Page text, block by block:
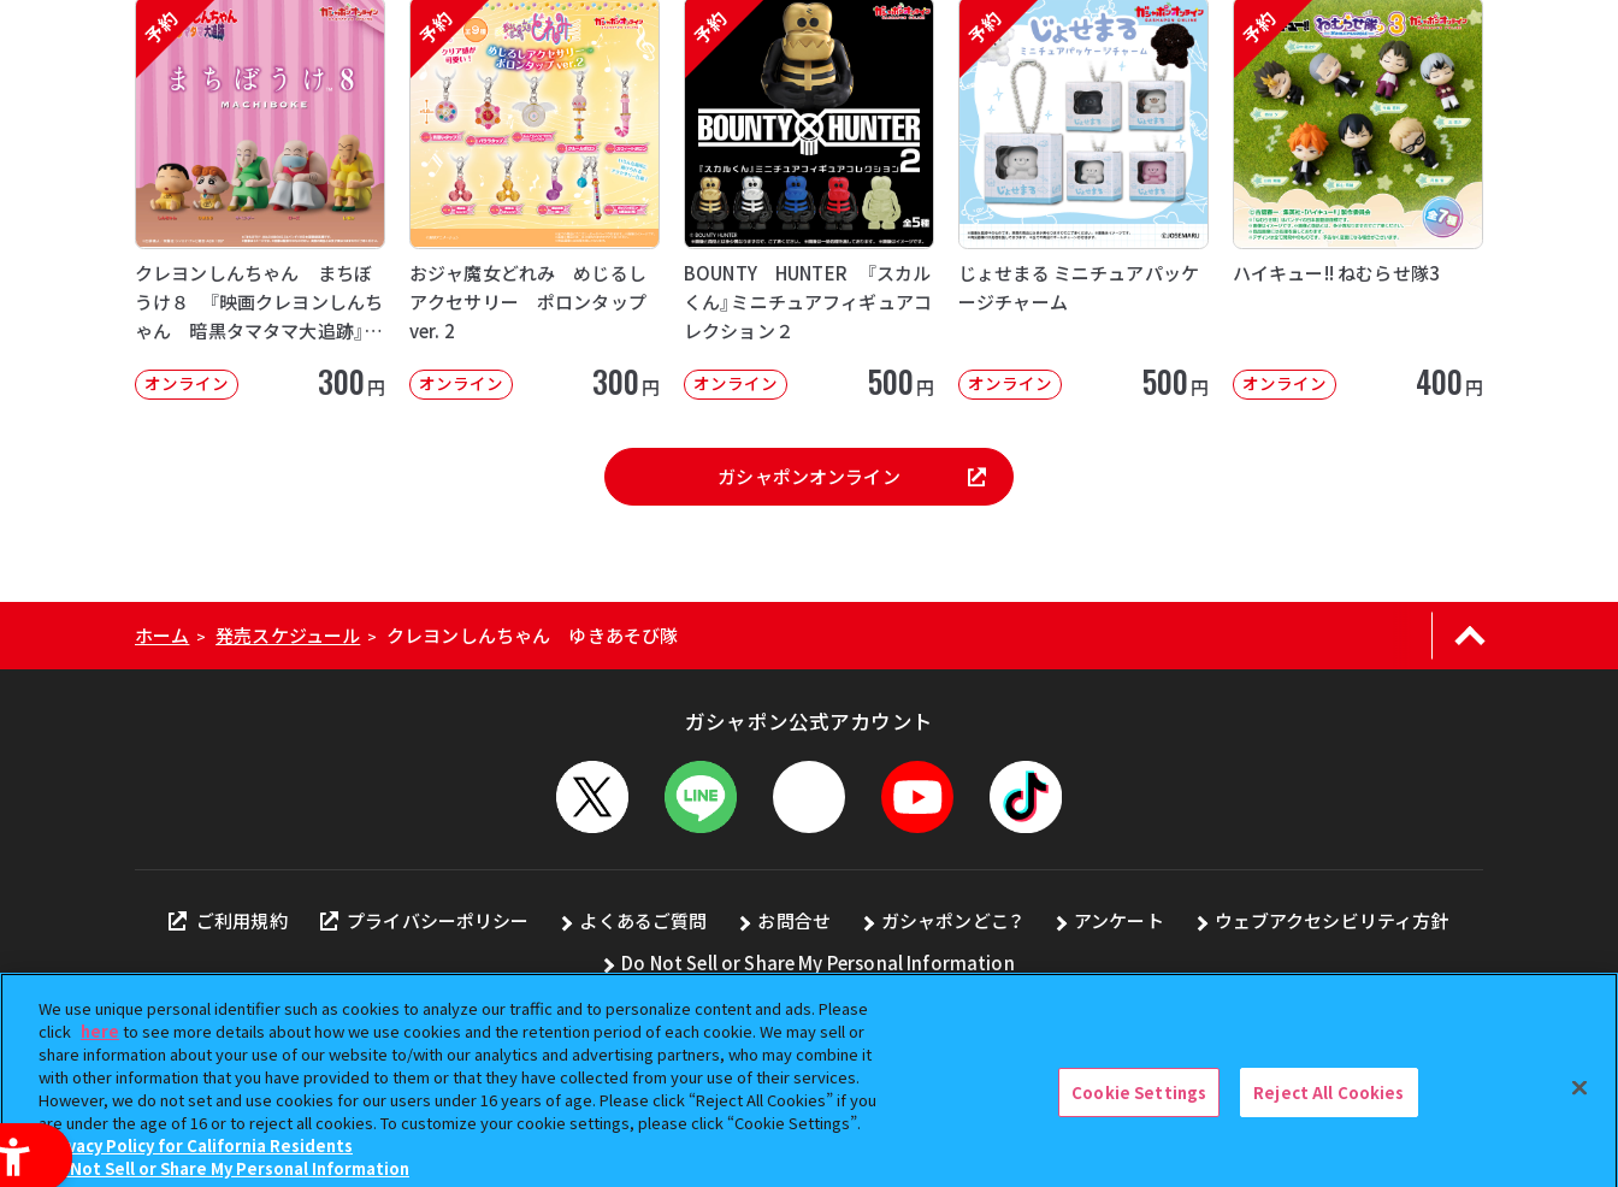
予約
クレヨンしんちゃん まちぼ
うけ８ 『映画クレヨンしんち
ゃん 暗黒タマタマ大追跡』
オンライン 300円
予約
おジャ魔女どれみ めじるし
アクセサリー ポロンタップ
ver. 2
オンライン 300円
予約
BOUNTY HUNTER 『スカル
くん』ミニチュアフィギュアコ
レクション２
オンライン 500円
予約
じょせまる ミニチュアパッケ
ージチャーム
オンライン 500円
予約
ハイキュー!! ねむらせ隊3
オンライン 400円
ガシャポンオンライン
ホーム > 発売スケジュール > クレヨンしんちゃん ゆきあそび隊
ガシャポン公式アカウント
ご利用規約 プライバシーポリシー よくあるご質問 お問合せ ガシャポンどこ？ アンケート
ウェブアクセシビリティ方針
Do Not Sell or Share My Personal Information
本サイトに掲載されている全ての画像、文章、データの無断転用、転載をお断りします。
「ガシャポン」は株式会社バンダイの登録商標です。
©BANDAI
We use unique personal identifier such as cookies to analyze our traffic and to personalize content and ads. Please
click here to see more details about how we use cookies and the retention period of each cookie. We may sell or
share information about your use of our website to/with our analytics and advertising partners, who may combine it
with other information that you have provided to them or that they have collected from your use of their services.
However, we do not set and use cookies for our users under 16 years of age. Please click “Reject All Cookies” if you
are under the age of 16 or to reject all cookies. To customize your cookie settings, please click “Cookie Settings”.
Privacy Policy for California Residents
Do Not Sell or Share My Personal Information
Cookie Settings Reject All Cookies